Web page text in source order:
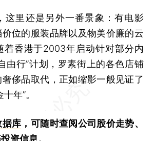
里还是另外一番景象：有电影
位的服装品牌以及物美价廉的云
着香港于2003年启动针对部分内
由行”计划，罗素街上的各色店铺
侈品取代，正如缩影一般见证了
年”。
据库 ，可随时查阅公司股价走势、
资信息。